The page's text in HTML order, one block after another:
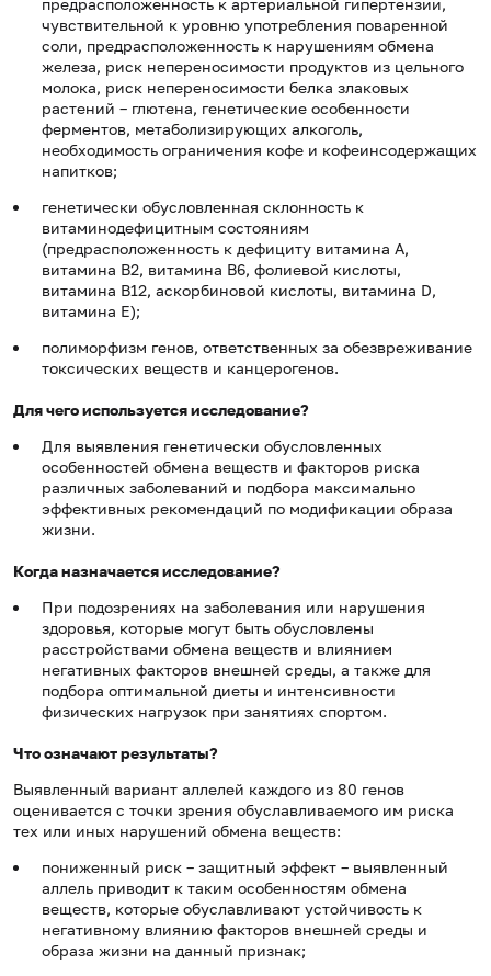
предрасположенность к артериальной гипертензии,
чувствительной к уровню употребления поваренной
соли, предрасположенность к нарушениям обмена
железа, риск непереносимости продуктов из цельного
молока, риск непереносимости белка злаковых
растений – глютена, генетические особенности
ферментов, метаболизирующих алкоголь,
необходимость ограничения кофе и кофеинсодержащих
напитков;
генетически обусловленная склонность к
витаминодефицитным состояниям
(предрасположенность к дефициту витамина А,
витамина В2, витамина В6, фолиевой кислоты,
витамина В12, аскорбиновой кислоты, витамина D,
витамина Е);
полиморфизм генов, ответственных за обезвреживание
токсических веществ и канцерогенов.
Для чего используется исследование?
Для выявления генетически обусловленных
особенностей обмена веществ и факторов риска
различных заболеваний и подбора максимально
эффективных рекомендаций по модификации образа
жизни.
Когда назначается исследование?
При подозрениях на заболевания или нарушения
здоровья, которые могут быть обусловлены
расстройствами обмена веществ и влиянием
негативных факторов внешней среды, а также для
подбора оптимальной диеты и интенсивности
физических нагрузок при занятиях спортом.
Что означают результаты?
Выявленный вариант аллелей каждого из 80 генов
оценивается с точки зрения обуславливаемого им риска
тех или иных нарушений обмена веществ:
пониженный риск – защитный эффект – выявленный
аллель приводит к таким особенностям обмена
веществ, которые обуславливают устойчивость к
негативному влиянию факторов внешней среды и
образа жизни на данный признак;